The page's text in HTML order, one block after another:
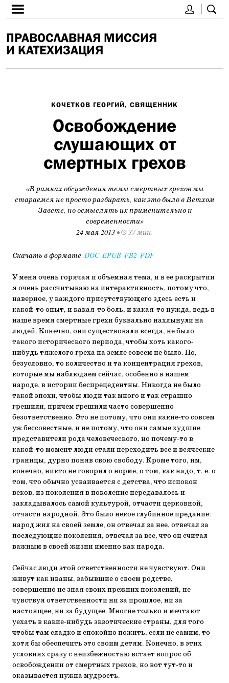
ПРАВОСЛАВНАЯ МИССИЯ
И КАТЕХИЗАЦИЯ
КОЧЕТКОВ ГЕОРГИЙ, СВЯЩЕННИК
Освобождение
слушающих от
смертных грехов
«В рамках обсуждения темы смертных грехов мы
стараемся не просто разбирать, как это было в Ветхом
Завете, но осмыслять их применительно к
современности»
24 мая 2013• 37 мин.
Скачать в формате DOC EPUB FB2 PDF
У меня очень горячая и объемная тема, и в ее раскрытии
я очень рассчитываю на интерактивность, потому что,
наверное, у каждого присутствующего здесь есть и
какой-то опыт, и какая-то боль, и какая-то нужда, ведь в
наше время смертные грехи буквально нахлынули на
людей. Конечно, они существовали всегда, не было
такого исторического периода, чтобы хоть какого-
нибудь тяжелого греха на земле совсем не было. Но,
безусловно, то количество и та концентрация грехов,
которые мы наблюдаем сейчас, особенно в нашем
народе, в истории беспрецедентны. Никогда не было
такой эпохи, чтобы люди так много и так страшно
грешили, причем грешили часто совершенно
безответственно. Это не потому, что они какие-то совсем
уж бессовестные, и не потому, что они самые худшие
представители рода человеческого, но почему-то в
какой-то момент люди стали переходить все и всяческие
границы, дурно поняв свою свободу. Кроме того, им,
конечно, никто не говорил о норме, о том, как надо, т. е. о
том, что обычно усваивается с детства, что испокон
веков, из поколения в поколение передавалось и
закладывалось самой культурой, отчасти церковной,
отчасти народной. Это было некое глубинное предание:
народ жил на своей земле, он отвечал за нее, отвечал за
последующие поколения, отвечал за все, что он считал
важным в своей жизни именно как народа.
Сейчас люди этой ответственности не чувствуют. Они
живут как иваны, забывшие о своем родстве,
совершенно не зная своих прежних поколений, не
чувствуя ответственности ни за прошлое, ни за
настоящее, ни за будущее. Многие только и мечтают
уехать в какие-нибудь экзотические страны, для того
чтобы там сладко и спокойно пожить, если не самим, то
хотя бы обеспечить это своим детям. Конечно, в этих
условиях сразу с неизбежностью встает вопрос об
освобождении от смертных грехов, но вот тут-то и
оказывается нужна мудрость.